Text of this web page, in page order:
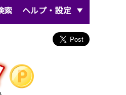
音楽配信
Rakuten PLAY
無料テレビ
索 ヘルプ・設定